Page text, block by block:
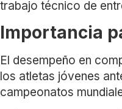
trabajo técnico de
Importancia
El desempeño en
los atletas jóvenes
campeonatos